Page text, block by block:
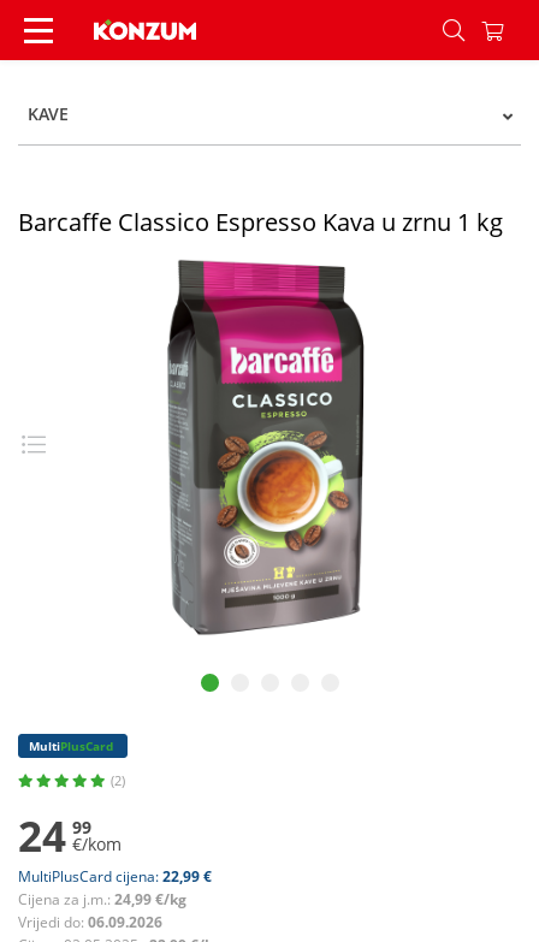
Barcaffe kava espresso zrno 1kg barcaffe -
KAVE
Barcaffe Classico Espresso Kava u zrnu 1 kg
MultiPlusCard
(2)
24 99
€/kom
MultiPlusCard cijena:22,99 €
Cijena za j.m.: 24,99 €/kg
Vrijedi do: 06.09.2026